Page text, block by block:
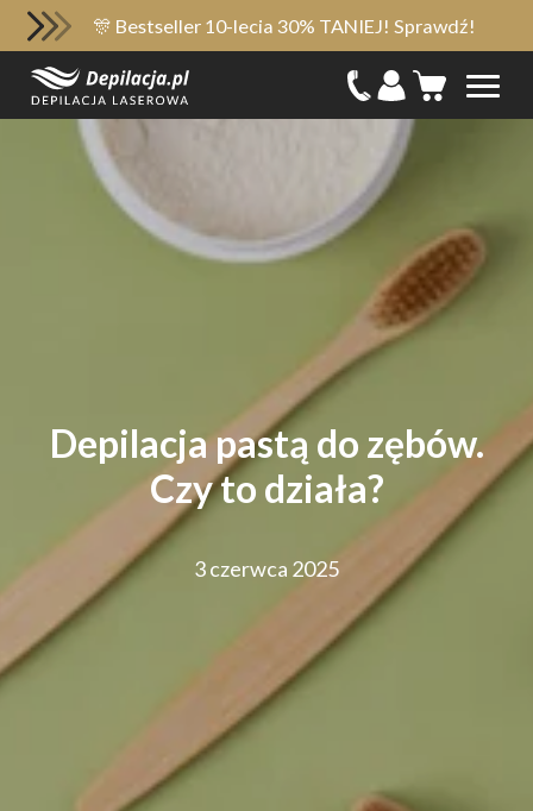
🎊 Bestseller 10-lecia 30% TANIEJ! Sprawdź!
Depilacja pastą do zębów.
Czy to działa?
3 czerwca 2025